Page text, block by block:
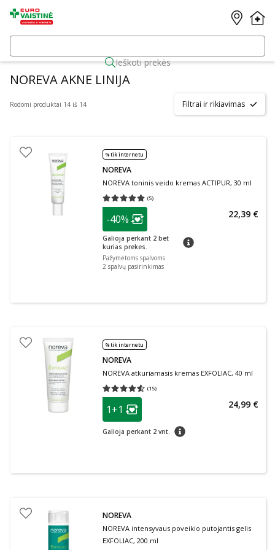
Ieškoti prekės
NOREVA AKNE LINIJA
Rodomi produktai 14 iš 14 Filtrai ir rikiavimas
% tik internetu
NOREVA
NOREVA toninis veido kremas ACTIPUR, 30 ml
(5)
Vidutinis įvertinimas 5.00
patarimas
Lojalumo klubo narių nuolaida
-40%
Galioja perkant 2 bet
kurias prekes.
patarimas
22,39 €
Pažymėtoms spalvoms
2 spalvų pasirinkimas
% tik internetu
NOREVA
NOREVA atkuriamasis kremas EXFOLIAC, 40 ml
(15)
Vidutinis įvertinimas 4.53
patarimas
Lojalumo klubo narių nuolaida
1+1
Galioja perkant 2 vnt. patarimas
24,99 €
NOREVA
NOREVA intensyvaus poveikio putojantis gelis
EXFOLIAC, 200 ml